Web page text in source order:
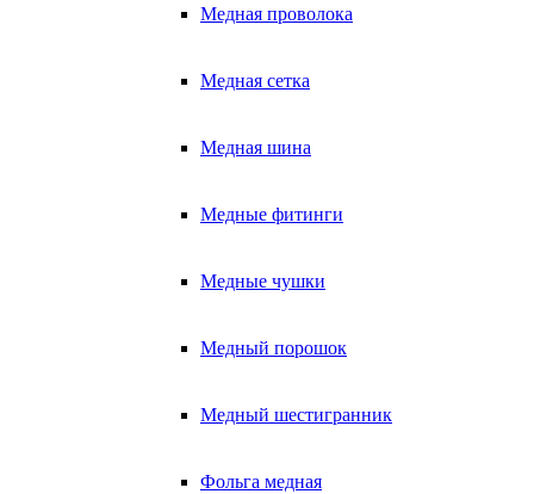
Медная проволока
Медная сетка
Медная шина
Медные фитинги
Медные чушки
Медный порошок
Медный шестигранник
Фольга медная